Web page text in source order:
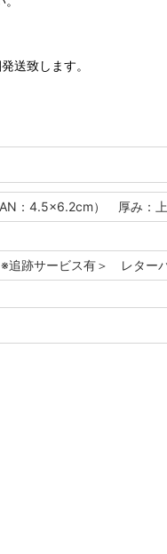
送致します。
：4.5x6.2cm） 厚み：
追跡サービス有＞ レター